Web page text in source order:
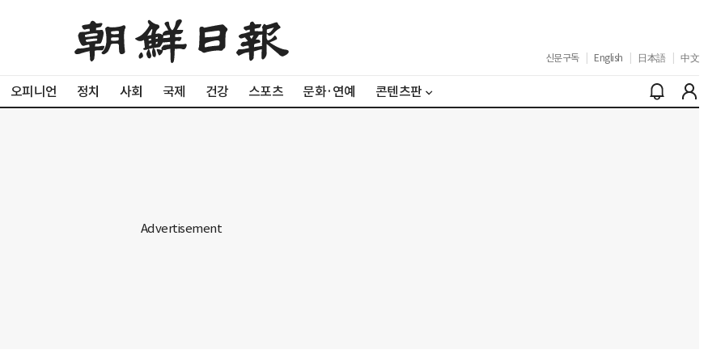
신문구독 English 日本語 中文
오피니언 정치 사회 국제 건강 스포츠 문화·연예 콘텐츠판